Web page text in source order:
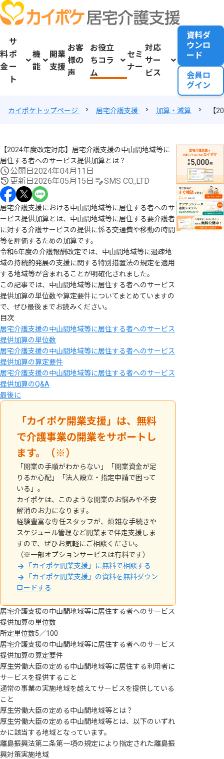
料
金
サ
ポ
ー
ト
機
能
開業
支援
お客
様の
声
お役立
ちコラ
ム
セミ
ナー
対応
サー
ビス
資料ダ
ウンロ
ード
会員ロ
グイン
カイポケトップページ 居宅介護支援 加算・減算 【
【2024年度改定対応】居宅介護支援の中山間地域等に
居住する者へのサービス提供加算とは？
公開日2024年04月11日
更新日2026年05月15日 SMS CO.,LTD
居宅介護支援における中山間地域等に居住する者へのサ
ービス提供加算とは、中山間地域等に居住する要介護者
に対する介護サービスの提供に係る交通費や移動の時間
等を評価するための加算です。
令和6年度の介護報酬改定では、中山間地域等に過疎地
域の持続的発展の支援に関する特別措置法の規定を適用
する地域等が含まれることが明確化されました。
この記事では、中山間地域等に居住する者へのサービス
提供加算の単位数や算定要件についてまとめていますの
で、ぜひ最後までお読みください。
目次
居宅介護支援の中山間地域等に居住する者へのサービス
提供加算の単位数
居宅介護支援の中山間地域等に居住する者へのサービス
提供加算の算定要件
居宅介護支援の中山間地域等に居住する者へのサービス
提供加算のQ&A
最後に
「カイポケ開業支援」は、無料
で介護事業の開業をサポートし
ます。（※）
「開業の手順がわからない」「開業資金が足
りるか心配」「法人設立・指定申請で困って
いる」。
カイポケは、このような開業のお悩みや不安
解消のお力になります。
経験豊富な専任スタッフが、煩雑な手続きや
スケジュール管理など開業まで伴走支援しま
すので、ぜひお気軽にご相談ください。
（※一部オプションサービスは有料です）
「カイポケ開業支援」に無料で相談する
「カイポケ開業支援」の資料を無料ダウン
ロードする
居宅介護支援の中山間地域等に居住する者へのサービス
提供加算の単位数
所定単位数5／100
居宅介護支援の中山間地域等に居住する者へのサービス
提供加算の算定要件
厚生労働大臣の定める中山間地域等に居住する利用者に
サービスを提供すること
通常の事業の実施地域を越えてサービスを提供している
こと
厚生労働大臣の定める中山間地域等とは？
厚生労働大臣の定める中山間地域等とは、以下のいずれ
かに該当する地域となっています。
離島振興法第二条第一項の規定により指定された離島振
興対策実施地域